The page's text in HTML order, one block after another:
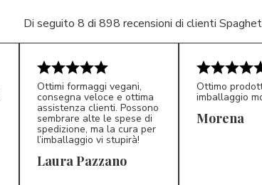
Di seguito 8 di 898 recensioni di clienti
LP 5/5
Ottimi formaggi vegani,
consegna veloce e ottima
assistenza clienti. Possono
sembrare alte le spese di
spedizione, ma la cura per
l’imballaggio vi stupirà!
Laura Pazzano
Ottimo
imballaggio
Morena